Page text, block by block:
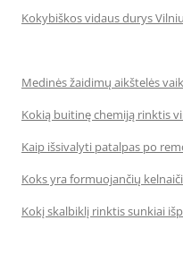
Kokybiškos vidaus durys
Medinės žaidimų aikštelės
Kokią buitinę chemiją rinktis
Kaip išsivalyti patalpas po
Koks yra formuojančių
Kokį skalbiklį rinktis sunkiai